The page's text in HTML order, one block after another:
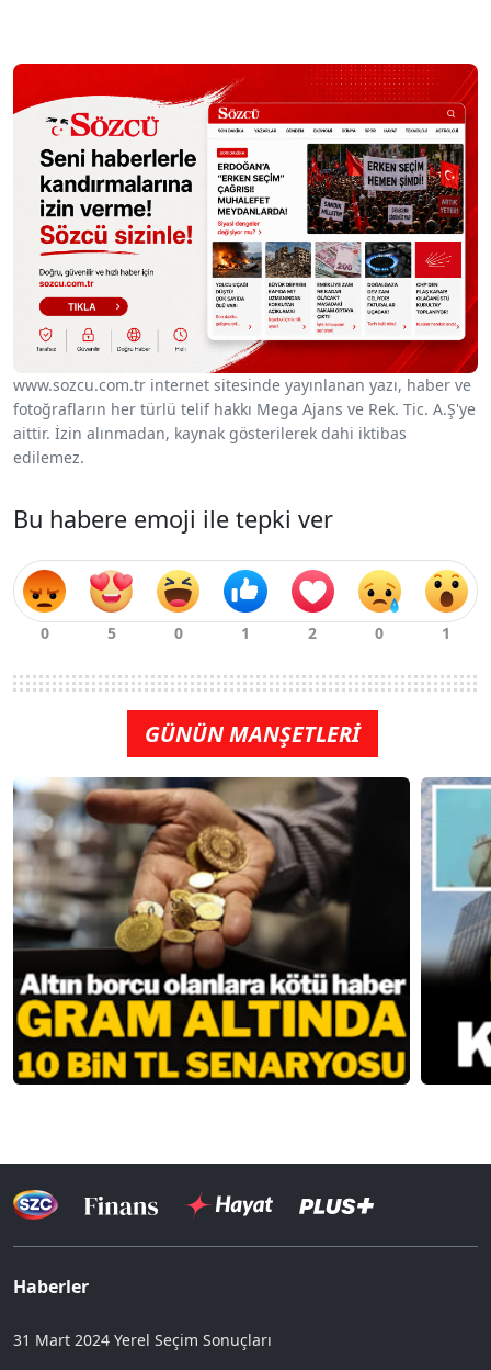
www.sozcu.com.tr internet sitesinde yayınlanan yazı, haber ve
fotoğrafların her türlü telif hakkı Mega Ajans ve Rek. Tic. A.Ş'ye
aittir. İzin alınmadan, kaynak gösterilerek dahi iktibas
edilemez.
Bu habere emoji ile tepki ver
GÜNÜN MANŞETLERİ
Haberler
31 Mart 2024 Yerel Seçim Sonuçları